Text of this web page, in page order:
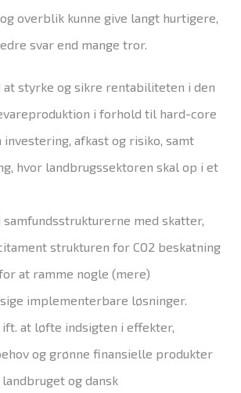
overblik kunne give langt hurtigere,
svar end mange tror.
at styrke og sikre rentabiliteten i den
i forhold til hard-core
investering, afkast og risiko, samt
hvor landbrugssektoren skal op i et
samfundsstrukturerne med skatter,
strukturen for CO2 beskatning
at ramme nogle (mere)
implementerbare løsninger.
at løfte indsigten i effekter,
og grønne finansielle produkter
og dansk